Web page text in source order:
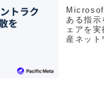
ある指
ェアを
産ネッ